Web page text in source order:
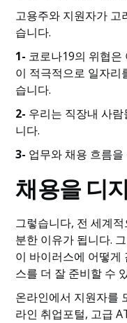
고용주와 지원자가 고
습니다.
1- 코로나19의 위협은
이 적극적으로 일자리
습니다.
2- 우리는 직장내 사
니다.
3- 업무와 채용 흐름
채용을 디
그렇습니다, 전 세계
분한 이유가 됩니다.
이 바이러스에 어떻게
스를 더 잘 준비할 수
온라인에서 지원자를
라인 취업포털, 고급